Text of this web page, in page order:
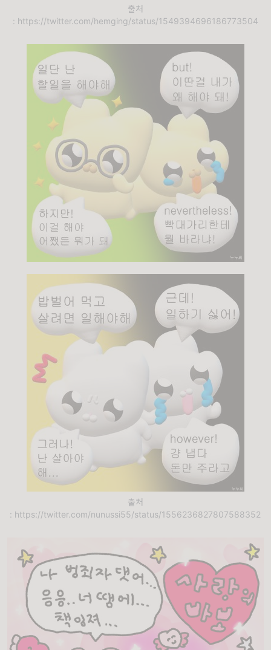
출처
: https://twitter.com/hemging/status/1549394696186773504
출처
: https://twitter.com/nunussi55/status/1556236827807588352